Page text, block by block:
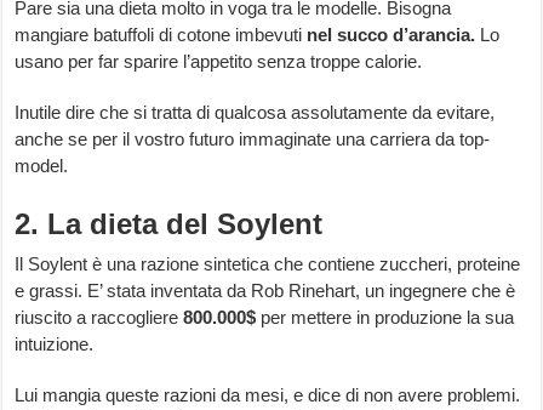
Pare sia una dieta molto in voga tra le modelle. Bisogna
mangiare batuffoli di cotone imbevuti nel succo d’arancia. Lo
usano per far sparire l’appetito senza troppe calorie.
Inutile dire che si tratta di qualcosa assolutamente da evitare,
anche se per il vostro futuro immaginate una carriera da top-
model.
2. La dieta del Soylent
Il Soylent è una razione sintetica che contiene zuccheri, proteine
e grassi. E’ stata inventata da Rob Rinehart, un ingegnere che è
riuscito a raccogliere800.000$ per mettere in produzione la sua
intuizione.
Lui mangia queste razioni da mesi, e dice di non avere problemi.